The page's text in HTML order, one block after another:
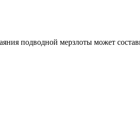
подводной мерзлоты может